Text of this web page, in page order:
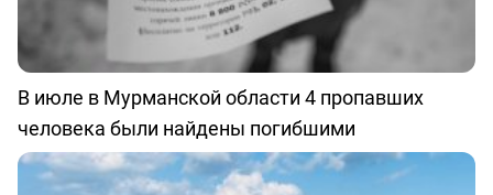
В июле в Мурманской области 4 пропавших
человека были найдены погибшими